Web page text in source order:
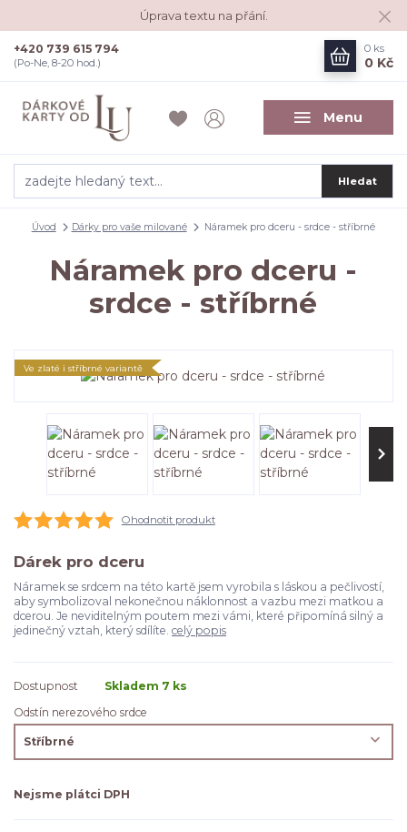
Úprava textu na přání.
Menu
Hledat
+420 739 615 794
(Po-Ne, 8-20 hod.)
0 ks
0 Kč
Úvod Dárky pro vaše milované Náramek pro dceru - srdce - stříbrné
Náramek pro dceru -
srdce - stříbrné
Ve zlaté i stříbrné variantě
Ohodnotit produkt
Dárek pro dceru
Náramek se srdcem na této kartě jsem vyrobila s láskou a pečlivostí,
aby symbolizoval nekonečnou náklonnost a vazbu mezi matkou a
dcerou. Je neviditelným poutem mezi vámi, které připomíná silný a
jedinečný vztah, který sdílíte. celý popis
Dostupnost
Skladem 7 ks
Odstín nerezového srdce
Nejsme plátci DPH